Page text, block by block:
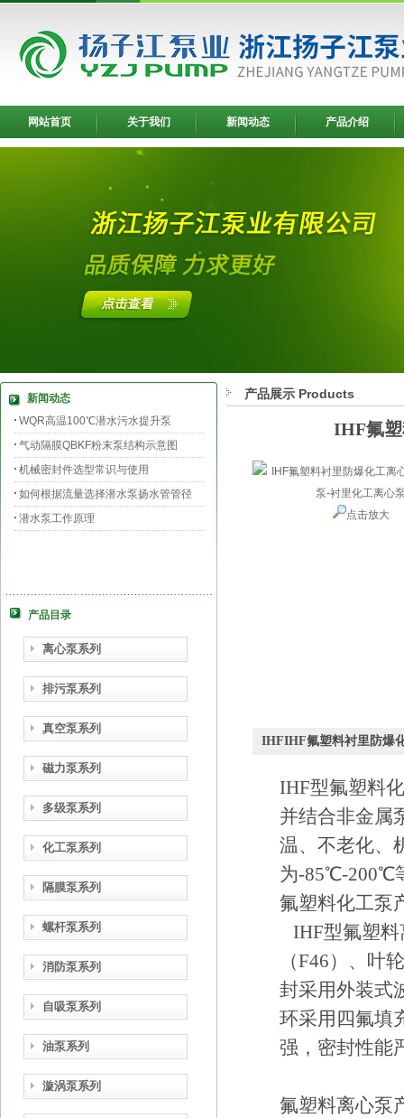
网站首页 关于我们 新闻动态 产品介绍
新闻动态
WQR高温100℃潜水污水提升泵
气动隔膜QBKF粉末泵结构示意图
机械密封件选型常识与使用
如何根据流量选择潜水泵扬水管管径
潜水泵工作原理
产品目录
离心泵系列
排污泵系列
真空泵系列
磁力泵系列
多级泵系列
化工泵系列
隔膜泵系列
螺杆泵系列
消防泵系列
自吸泵系列
油泵系列
漩涡泵系列
产品展示 Products
IHF氟
点击放大
IHFIHF氟塑料衬里防爆
IHF型氟塑料
并结合非金属
温、不老化、
为-85℃-200℃
氟塑料化工泵
IHF型氟塑料
（F46）、叶
封采用外装式
环采用四氟填
强，密封性能
氟塑料离心泵